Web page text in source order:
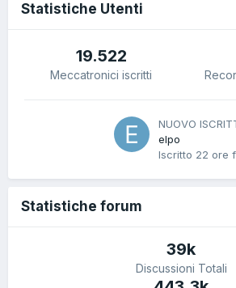
Statistiche Utenti
19.522
Meccatronici iscritti
NUOVO
elpo
Iscritto 22 ore
Statistiche forum
39k
Discussioni Totali